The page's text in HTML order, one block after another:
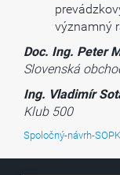
významný
Doc. Ing. Peter
Slovenská
Ing. Vladimír
Klub 500
Spoločný-návrh-